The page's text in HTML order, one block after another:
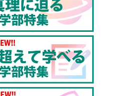
学部 青山学院大学 総合文